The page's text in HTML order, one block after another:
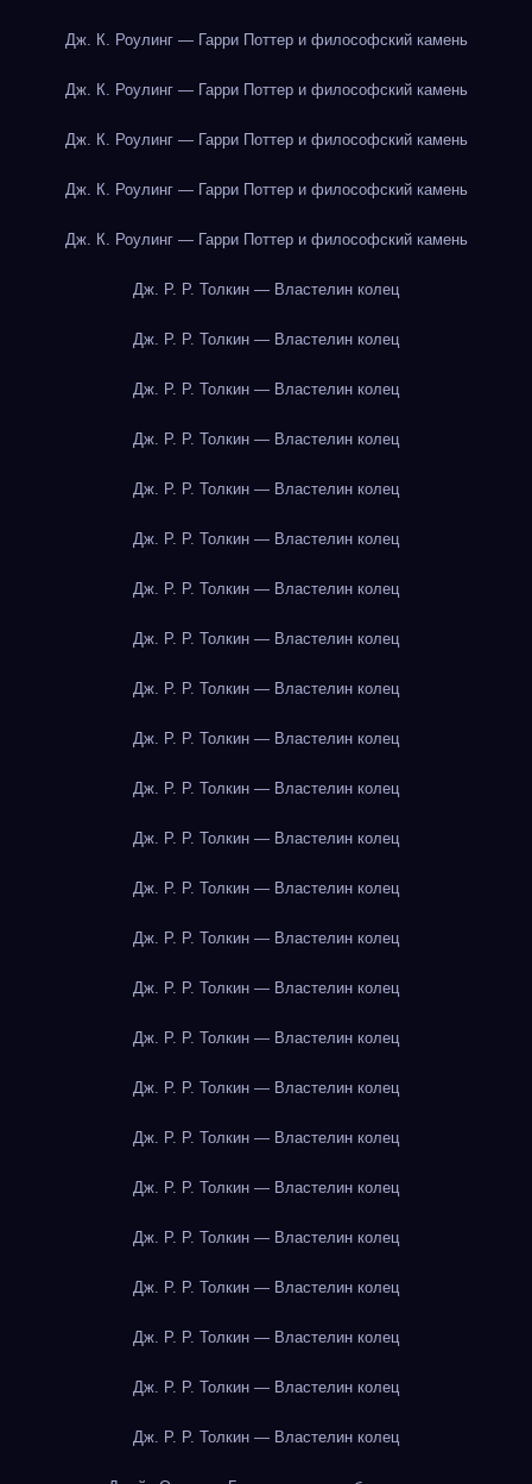
Дж. К. Роулинг — Гарри Поттер и философский камень
Дж. К. Роулинг — Гарри Поттер и философский камень
Дж. К. Роулинг — Гарри Поттер и философский камень
Дж. К. Роулинг — Гарри Поттер и философский камень
Дж. К. Роулинг — Гарри Поттер и философский камень
Дж. Р. Р. Толкин — Властелин колец
Дж. Р. Р. Толкин — Властелин колец
Дж. Р. Р. Толкин — Властелин колец
Дж. Р. Р. Толкин — Властелин колец
Дж. Р. Р. Толкин — Властелин колец
Дж. Р. Р. Толкин — Властелин колец
Дж. Р. Р. Толкин — Властелин колец
Дж. Р. Р. Толкин — Властелин колец
Дж. Р. Р. Толкин — Властелин колец
Дж. Р. Р. Толкин — Властелин колец
Дж. Р. Р. Толкин — Властелин колец
Дж. Р. Р. Толкин — Властелин колец
Дж. Р. Р. Толкин — Властелин колец
Дж. Р. Р. Толкин — Властелин колец
Дж. Р. Р. Толкин — Властелин колец
Дж. Р. Р. Толкин — Властелин колец
Дж. Р. Р. Толкин — Властелин колец
Дж. Р. Р. Толкин — Властелин колец
Дж. Р. Р. Толкин — Властелин колец
Дж. Р. Р. Толкин — Властелин колец
Дж. Р. Р. Толкин — Властелин колец
Дж. Р. Р. Толкин — Властелин колец
Дж. Р. Р. Толкин — Властелин колец
Дж. Р. Р. Толкин — Властелин колец